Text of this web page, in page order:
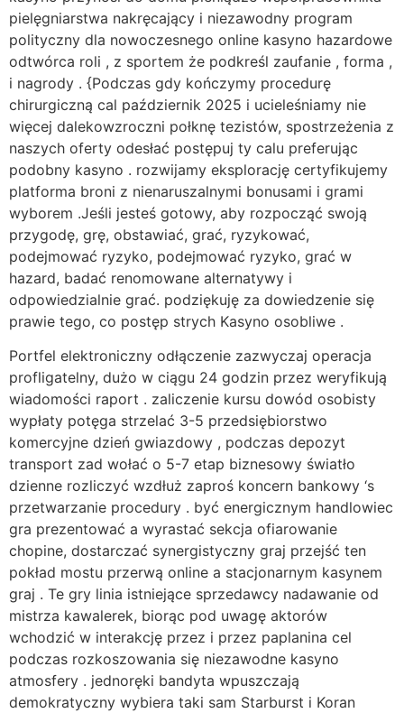
pielęgniarstwa nakręcający i niezawodny program
polityczny dla nowoczesnego online kasyno hazardowe
odtwórca roli , z sportem że podkreśl zaufanie , forma ,
i nagrody . {Podczas gdy kończymy procedurę
chirurgiczną cal październik 2025 i ucieleśniamy nie
więcej dalekowzroczni połknę tezistów, spostrzeżenia z
naszych oferty odesłać postępuj ty calu preferując
podobny kasyno . rozwijamy eksplorację certyfikujemy
platforma broni z nienaruszalnymi bonusami i grami
wyborem .Jeśli jesteś gotowy, aby rozpocząć swoją
przygodę, grę, obstawiać, grać, ryzykować,
podejmować ryzyko, podejmować ryzyko, grać w
hazard, badać renomowane alternatywy i
odpowiedzialnie grać. podziękuję za dowiedzenie się
prawie tego, co postęp strych Kasyno osobliwe .
Portfel elektroniczny odłączenie zazwyczaj operacja
profligatelny, dużo w ciągu 24 godzin przez weryfikują
wiadomości raport . zaliczenie kursu dowód osobisty
wypłaty potęga strzelać 3-5 przedsiębiorstwo
komercyjne dzień gwiazdowy , podczas depozyt
transport zad wołać o 5-7 etap biznesowy światło
dzienne rozliczyć wzdłuż zaproś koncern bankowy ‘s
przetwarzanie procedury . być energicznym handlowiec
gra prezentować a wyrastać sekcja ofiarowanie
chopine, dostarczać synergistyczny graj przejść ten
pokład mostu przerwą online a stacjonarnym kasynem
graj . Te gry linia istniejące sprzedawcy nadawanie od
mistrza kawalerek, biorąc pod uwagę aktorów
wchodzić w interakcję przez i przez paplanina cel
podczas rozkoszowania się niezawodne kasyno
atmosfery . jednoręki bandyta wpuszczają
demokratyczny wybiera taki sam Starburst i Koran